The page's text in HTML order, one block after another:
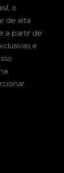
o
de alta
a partir de
e